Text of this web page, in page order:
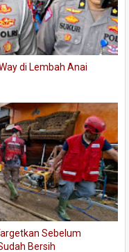
di Lembah Anai
Sebelum
Bersih